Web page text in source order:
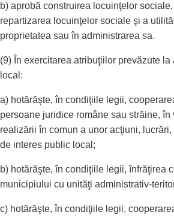
b) aprobă construirea locuinţelor
repartizarea locuinţelor sociale şi a
proprietatea sau în administrarea sa.
(9) În exercitarea atribuţiilor prevăzute la
local:
a) hotărăşte, în condiţiile legii,
persoane juridice române sau străine, în
realizării în comun a unor acţiuni,
de interes public local;
b) hotărăşte, în condiţiile legii, înfrăţirea
municipiului cu unităţi administrativ-
c) hotărăşte, în condiţiile legii,